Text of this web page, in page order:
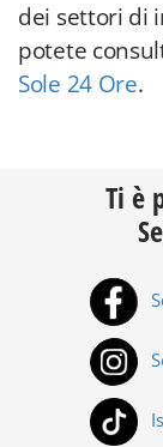
dei settori di
potete
Sole 24 Ore.
Ti è